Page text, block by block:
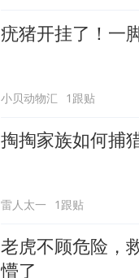
疣猪开挂了！一
小贝动物汇 1跟贴
掏掏家族如何捕
雷人太一 1跟贴
老虎不顾危险，
懵了